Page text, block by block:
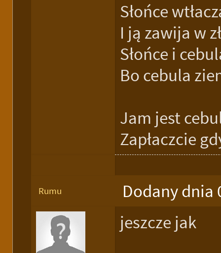
Słońce
I ją zawija w
Słońce i
Bo cebula
Jam jest
Zapłaczcie
Rumu Dodany dnia
jeszcze jak